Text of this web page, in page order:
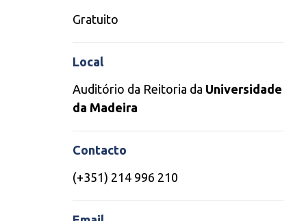
Gratuito
Local
Auditório da Reitoria da Universidade
da Madeira
Contacto
(+351) 214 996 210